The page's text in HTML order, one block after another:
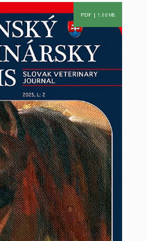
PDF | 1.06 MB